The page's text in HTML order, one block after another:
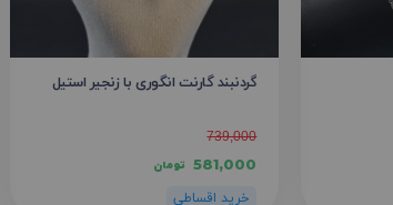
گردنبند گارنت انگوری با زنجیر استیل
739,000
581,000 تومان